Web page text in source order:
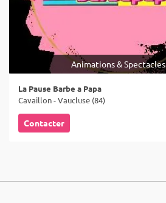
Animations & Spectacles
La Pause Barbe a Papa
Cavaillon - Vaucluse (84)
Contacter